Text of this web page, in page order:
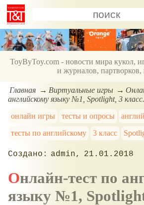
ToyByToy.com - новости мира кукол,
и журналов,
Главная Виртуальные игры
английскому языку №1, Spotlight, 3
онлайн игры
тесты и опросы
тесты по английскому
3 класс
admin 21.01.2018
Онлайн-тест по английскому
языку №1,